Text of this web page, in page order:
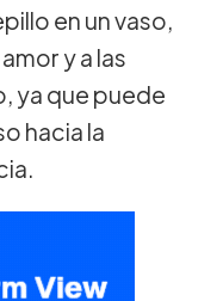
en un vaso,
y a las
ya que puede
hacia la